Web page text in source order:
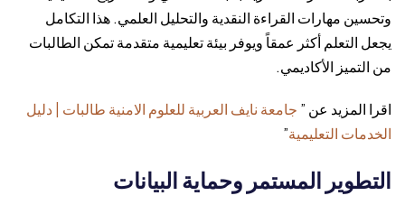
وتحسين مهارات القراءة النقدية والتحليل العلمي. هذا التكامل
يجعل التعلم أكثر عمقاً ويوفر بيئة تعليمية متقدمة تمكن الطالبات
من التميز الأكاديمي.
اقرا المزيد عن ”جامعة نايف العربية للعلوم الامنية طالبات | دليل
الخدمات التعليمية”
التطوير المستمر وحماية البيانات